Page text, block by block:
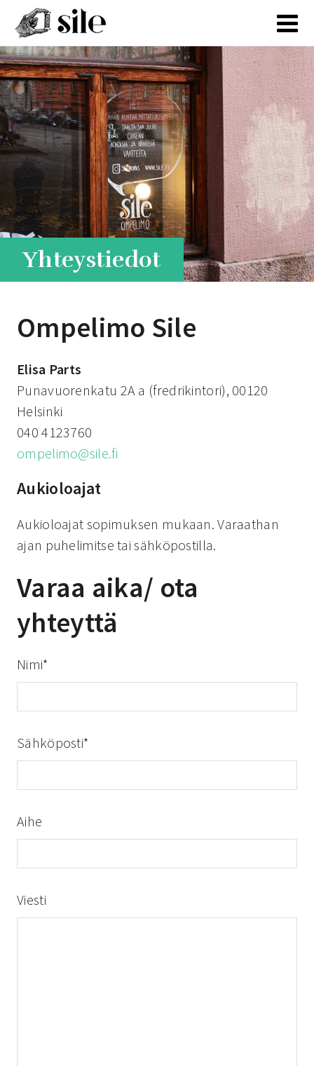
Yhteystiedot
Ompelimo Sile
Elisa Parts
Punavuorenkatu 2A a (fredrikintori), 00120
Helsinki
040 4123760
ompelimo@sile.fi
Aukioloajat
Aukioloajat sopimuksen mukaan. Varaathan
ajan puhelimitse tai sähköpostilla.
Varaa aika/ ota
yhteyttä
Nimi*
Sähköposti*
Aihe
Viesti